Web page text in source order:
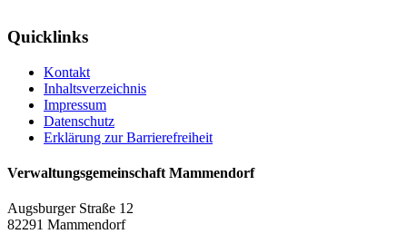
Quicklinks
Kontakt
Inhaltsverzeichnis
Impressum
Datenschutz
Erklärung zur Barrierefreiheit
Verwaltungsgemeinschaft Mammendorf
Augsburger Straße 12
82291 Mammendorf